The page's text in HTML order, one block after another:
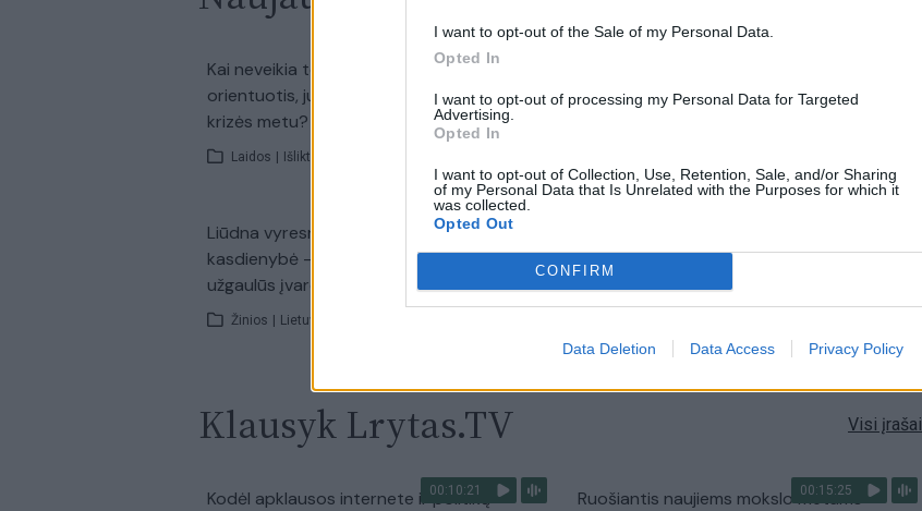
I want to opt-out of the Sale of my Personal Data.
Opted In
I want to opt-out of processing my Personal Data for Targeted
Advertising.
Opted In
I want to opt-out of Collection, Use, Retention, Sale, and/or Sharing
of my Personal Data that Is Unrelated with the Purposes for which it
was collected.
Opted Out
CONFIRM
Data Deletion Data Access Privacy Policy
00:21:56
Kai neveikia technologijos: kaip
orientuotis, judėti ir priimti sprendimus
krizės metu?
Laidos | Išlikti rytojui
Ukrainai „Patriot“ D. Trumpas skirti nenori:
00:03:52
Liūdna vyresnio amžiaus dirbančiųjų
kasdienybė – priekabiavimas, patyčios ir
užgaulūs įvardžiai
Žinios | Lietuvos diena
išpuolis: paauglys nušovė senelius, 3
mokytojus ir 3 moksleivius
Klausyk Lrytas.TV Visi įrašai
00:10:21
Kodėl apklausos internete ir politikų
00:15:25
Ruošiantis naujiems mokslo metams –